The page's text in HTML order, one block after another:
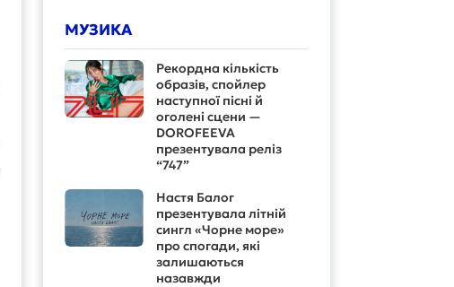
МУЗИКА
Рекордна кількість
образів, спойлер
наступної пісні й
оголені сцени —
DOROFEEVA
презентувала реліз
“747”
Настя Балог
презентувала літній
сингл «Чорне море»
про спогади, які
залишаються
назавжди